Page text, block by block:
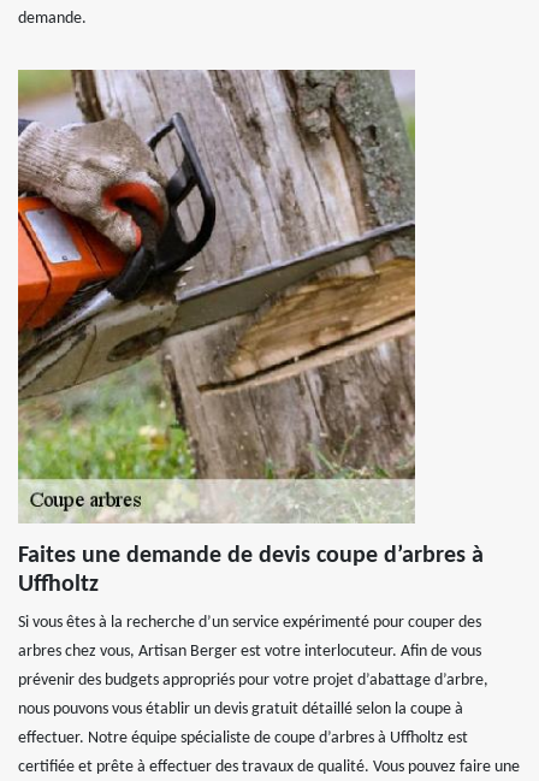
demande.
Faites une demande de devis coupe d’arbres à
Uffholtz
Si vous êtes à la recherche d’un service expérimenté pour couper des
arbres chez vous, Artisan Berger est votre interlocuteur. Afin de vous
prévenir des budgets appropriés pour votre projet d’abattage d’arbre,
nous pouvons vous établir un devis gratuit détaillé selon la coupe à
effectuer. Notre équipe spécialiste de coupe d’arbres à Uffholtz est
certifiée et prête à effectuer des travaux de qualité. Vous pouvez faire une